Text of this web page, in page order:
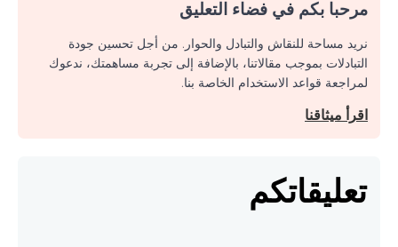
مرحبا بكم في فضاء التعليق
نريد مساحة للنقاش والتبادل والحوار. من أجل تحسين جودة
التبادلات بموجب مقالاتنا، بالإضافة إلى تجربة مساهمتك، ندعوك
لمراجعة قواعد الاستخدام الخاصة بنا.
اقرأ ميثاقنا
تعليقاتكم